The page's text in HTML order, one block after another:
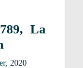
La
2020